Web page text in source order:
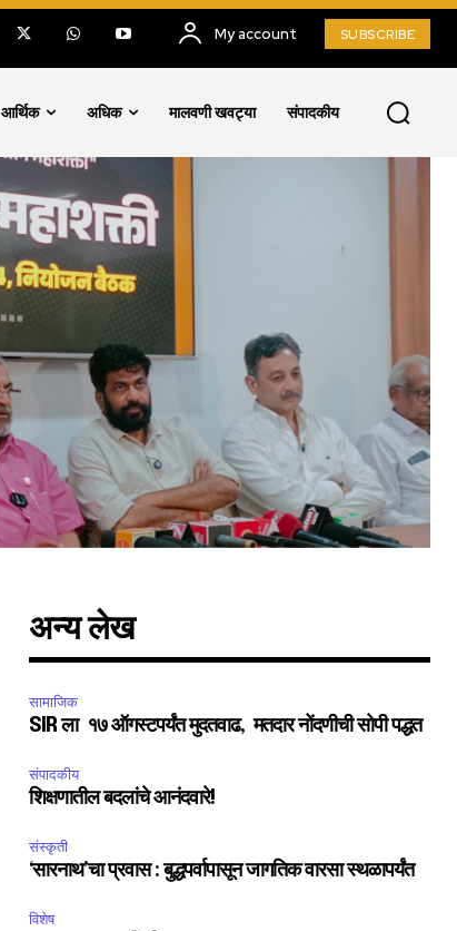
Privacy Policy
75
My account SUBSCRIBE
आर्थिक अधिक मालवणी खवट्या संपादकीय
अन्य लेख
सामाजिक
SIR ला १७ ऑगस्टपर्यंत मुदतवाढ, मतदार नोंदणीची सोपी पद्धत
संपादकीय
शिक्षणातील बदलांचे आनंदवारे!
संस्कृती
‘सारनाथ’चा प्रवास : बुद्धपर्वापासून जागतिक वारसा स्थळापर्यंत
विशेष